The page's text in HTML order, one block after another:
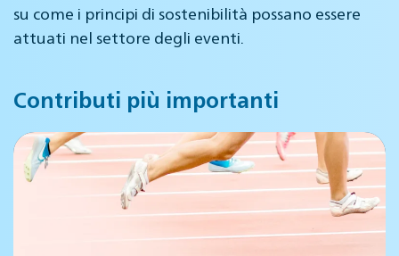
su come i principi di sostenibilità possano essere
attuati nel settore degli eventi.
Contributi più importanti